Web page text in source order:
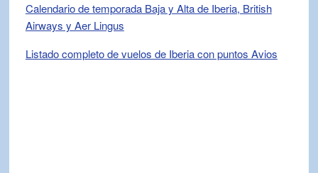
Calendario de temporada Baja y Alta de Iberia, British
Airways y Aer Lingus
Listado completo de vuelos de Iberia con puntos Avios